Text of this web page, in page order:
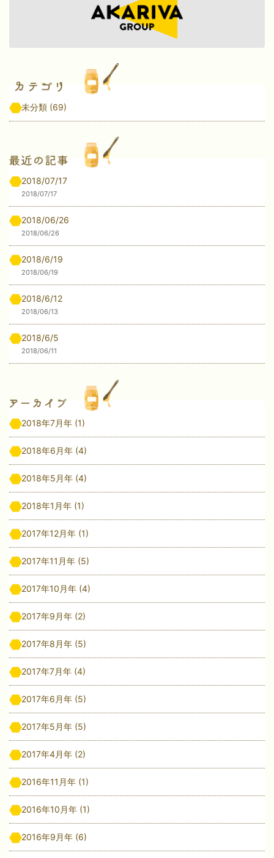
未分類 (69)
2018/07/17
2018/07/17
2018/06/26
2018/06/26
2018/6/19
2018/06/19
2018/6/12
2018/06/13
2018/6/5
2018/06/11
2018年7月年 (1)
2018年6月年 (4)
2018年5月年 (4)
2018年1月年 (1)
2017年12月年 (1)
2017年11月年 (5)
2017年10月年 (4)
2017年9月年 (2)
2017年8月年 (5)
2017年7月年 (4)
2017年6月年 (5)
2017年5月年 (5)
2017年4月年 (2)
2016年11月年 (1)
2016年10月年 (1)
2016年9月年 (6)